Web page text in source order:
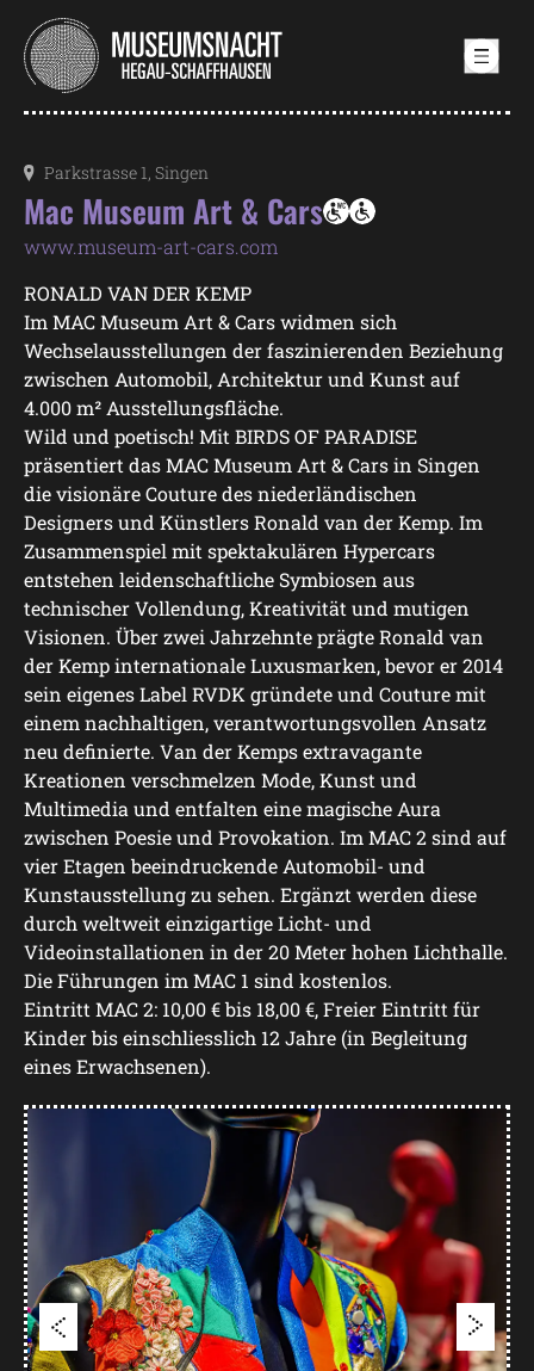
Samstag, 19. September 2026
Parkstrasse 1, Singen
Mac Museum Art & Cars
www.museum-art-cars.com
RONALD VAN DER KEMP
Im MAC Museum Art & Cars widmen sich
Wechselausstellungen der faszinierenden Beziehung
zwischen Automobil, Architektur und Kunst auf
4.000 m² Ausstellungsfläche.
Wild und poetisch! Mit BIRDS OF PARADISE
präsentiert das MAC Museum Art & Cars in Singen
die visionäre Couture des niederländischen
Designers und Künstlers Ronald van der Kemp. Im
Zusammenspiel mit spektakulären Hypercars
entstehen leidenschaftliche Symbiosen aus
technischer Vollendung, Kreativität und mutigen
Visionen. Über zwei Jahrzehnte prägte Ronald van
der Kemp internationale Luxusmarken, bevor er 2014
sein eigenes Label RVDK gründete und Couture mit
einem nachhaltigen, verantwortungsvollen Ansatz
neu definierte. Van der Kemps extravagante
Kreationen verschmelzen Mode, Kunst und
Multimedia und entfalten eine magische Aura
zwischen Poesie und Provokation. Im MAC 2 sind auf
vier Etagen beeindruckende Automobil- und
Kunstausstellung zu sehen. Ergänzt werden diese
durch weltweit einzigartige Licht- und
Videoinstallationen in der 20 Meter hohen Lichthalle.
Die Führungen im MAC 1 sind kostenlos.
Eintritt MAC 2: 10,00 € bis 18,00 €, Freier Eintritt für
Kinder bis einschliesslich 12 Jahre (in Begleitung
eines Erwachsenen).